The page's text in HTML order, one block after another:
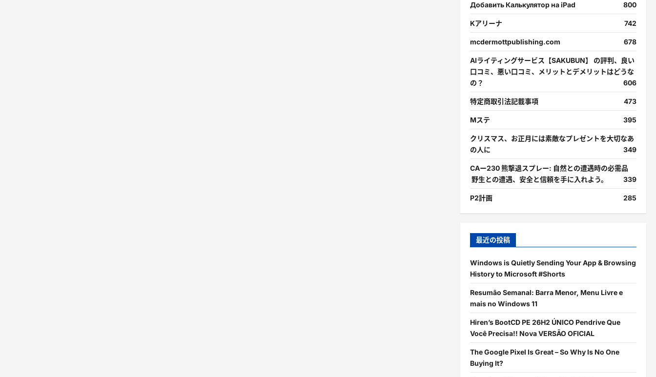
Добавить Калькулятор на iPad 800
Kアリーナ 742
mcdermottpublishing.com 678
AIライティングサービス【SAKUBUN】 の評判、良い
口コミ、悪い口コミ、メリットとデメリットはどうな
の？
606
特定商取引法記載事項 473
Mステ 395
クリスマス、お正月には素敵なプレゼントを大切なあ
の人に
349
CAー230 熊撃退スプレー: 自然との遭遇時の必需品
野生との遭遇、安全と信頼を手に入れよう。
339
P2計画 285
最近の投稿
Windows is Quietly Sending Your App & Browsing
History to Microsoft #Shorts
Resumão Semanal: Barra Menor, Menu Livre e
mais no Windows 11
Hiren’s BootCD PE 26H2 ÚNICO Pendrive Que
Você Precisa!! Nova VERSÃO OFICIAL
The Google Pixel Is Great – So Why Is No One
Buying It?